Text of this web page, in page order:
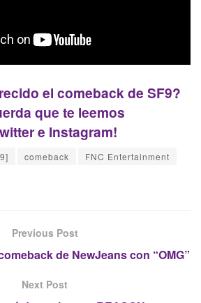
el comeback de SF9?
que te leemos
e Instagram!
comeback
FNC Entertainment
Previous Post
de NewJeans con “OMG”
Next Post